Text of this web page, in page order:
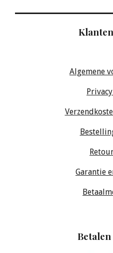
Algemene
Garantie
Betalen